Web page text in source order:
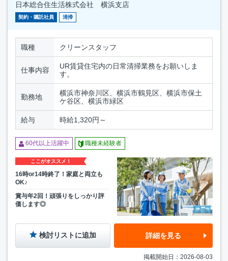
日本総合住生活株式会社 横浜支店
契約・嘱託社員 清掃
職種 クリーンスタッフ
仕事内容
UR賃貸住宅内の日常清掃業務をお願いしま
す。
勤務地
横浜市神奈川区、横浜市鶴見区、横浜市保土
ケ谷区、横浜市緑区
給与 時給1,320円～
60代以上活躍中 職種未経験者
ここがオススメ！
16時or14時終了！家庭と両立も
OK♪
賞与年2回！頑張りをしっかり評
価します◎
検討リストに追加 詳細を見る
掲載開始日：2026-08-03